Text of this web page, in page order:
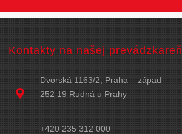
Kontakty na našej prevádzkareň
Dvorská 1163/2, Praha – západ
252 19 Rudná u Prahy
+420 235 312 000